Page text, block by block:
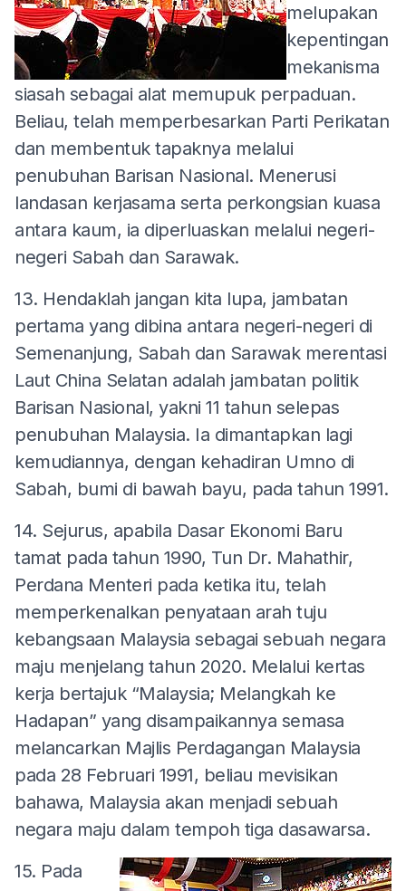
melupakan
kepentingan
mekanisma
siasah sebagai alat memupuk perpaduan.
Beliau, telah memperbesarkan Parti Perikatan
dan membentuk tapaknya melalui
penubuhan Barisan Nasional. Menerusi
landasan kerjasama serta perkongsian kuasa
antara kaum, ia diperluaskan melalui negeri-
negeri Sabah dan Sarawak.
13. Hendaklah jangan kita lupa, jambatan
pertama yang dibina antara negeri-negeri di
Semenanjung, Sabah dan Sarawak merentasi
Laut China Selatan adalah jambatan politik
Barisan Nasional, yakni 11 tahun selepas
penubuhan Malaysia. Ia dimantapkan lagi
kemudiannya, dengan kehadiran Umno di
Sabah, bumi di bawah bayu, pada tahun 1991.
14. Sejurus, apabila Dasar Ekonomi Baru
tamat pada tahun 1990, Tun Dr. Mahathir,
Perdana Menteri pada ketika itu, telah
memperkenalkan penyataan arah tuju
kebangsaan Malaysia sebagai sebuah negara
maju menjelang tahun 2020. Melalui kertas
kerja bertajuk “Malaysia; Melangkah ke
Hadapan” yang disampaikannya semasa
melancarkan Majlis Perdagangan Malaysia
pada 28 Februari 1991, beliau mevisikan
bahawa, Malaysia akan menjadi sebuah
negara maju dalam tempoh tiga dasawarsa.
15. Pada